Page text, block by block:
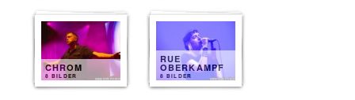
CHROM
8 BILDER
RUE
OBERKAMPF
8 BILDER